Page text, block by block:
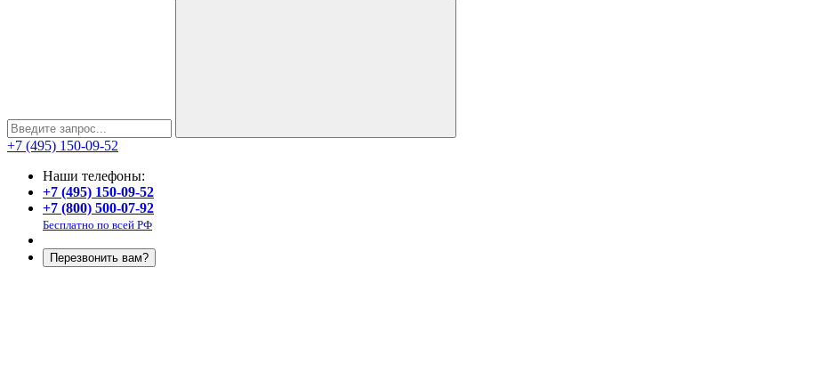
+7 (495) 150-09-52
Наши телефоны:
+7 (495) 150-09-52
+7 (800) 500-07-92
Бесплатно по всей РФ
Перезвонить вам?